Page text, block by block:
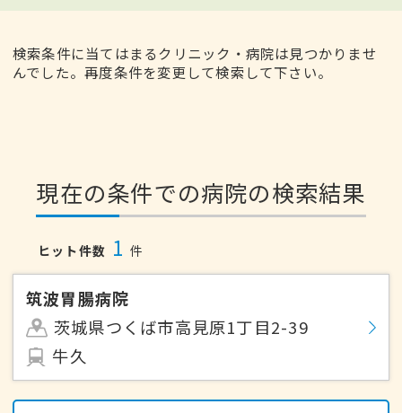
検索条件に当てはまるクリニック・病院は見つかりませ
んでした。再度条件を変更して検索して下さい。
現在の条件での病院の検索結果
ヒット件数 1 件
筑波胃腸病院
茨城県つくば市高見原1丁目2-39
牛久